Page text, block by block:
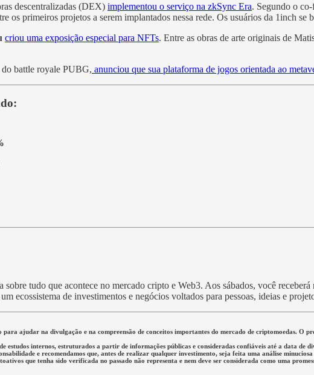
descentralizadas (DEX) implementou o serviço na zkSync Era. Segundo o
os primeiros projetos a serem implantados nessa rede. Os usuários da 1inch
criou uma exposição especial para NFTs. Entre as obras de arte originais de
do battle royale PUBG, anunciou que sua plataforma de jogos orientada ao
sobre tudo que acontece no mercado cripto e Web3. Aos sábados, você
um ecossistema de investimentos e negócios voltados para pessoas, ideias e
ajudar na divulgação e na compreensão de conceitos importantes do mercado de criptomoedas. O
estudos internos, estruturados a partir de informações públicas e consideradas confiáveis até a data
e recomendamos que, antes de realizar qualquer investimento, seja feita uma análise
que tenha sido verificada no passado não representa e nem deve ser considerada como uma